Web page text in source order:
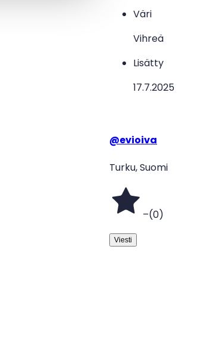
Väri
Vihreä
Lisätty
17.7.2025
@evioiva
Turku, Suomi
–(0)
Viesti